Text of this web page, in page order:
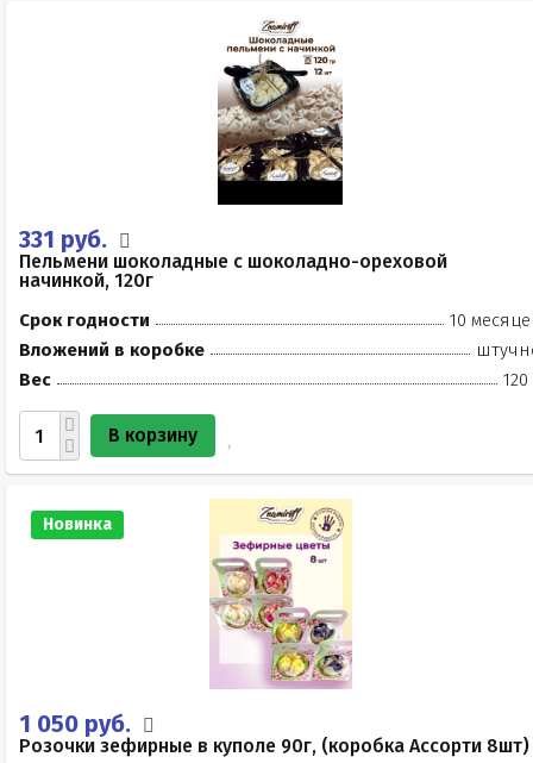
331 руб.
Пельмени шоколадные с шоколадно-ореховой
начинкой, 120г
Срок годности
10
Вложений в коробке
Вес
120
В корзину
Новинка
1 050 руб.
Розочки зефирные в куполе 90г, (коробка Ассорти 8шт)